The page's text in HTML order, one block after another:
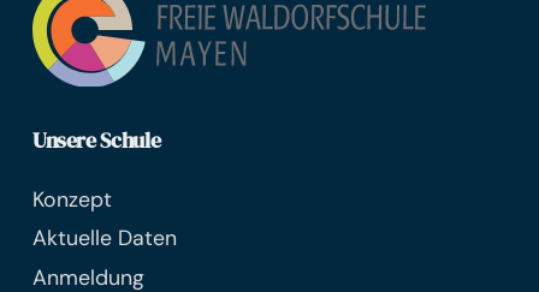
Unsere Schule
Konzept
Aktuelle Daten
Anmeldung